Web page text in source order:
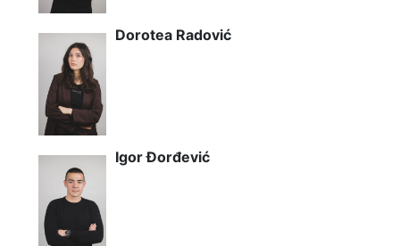
Dorotea Radović
Igor Đorđević